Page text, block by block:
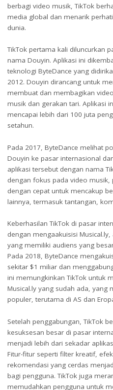
berbagi video musik, TikTok
media global dan menarik
dunia.
TikTok pertama kali diluncurkan
nama Douyin. Aplikasi ini
teknologi ByteDance yang
2012. Douyin dirancang untuk
membuat dan membagikan
musik dan gerakan tari. Aplikasi
mencapai lebih dari 100 juta
setahun.
Pada 2017, ByteDance melihat
Douyin ke pasar internasional
aplikasi tersebut dengan nama
dengan fokus pada video
dengan cepat untuk mencakup
lainnya, termasuk tantangan,
Keberhasilan TikTok di pasar
dengan mengaakuisisi
yang memiliki audiens yang
Pada 2018, ByteDance
sekitar $1 miliar dan
ini memungkinkan TikTok untuk
Musical.ly yang sudah ada,
populer, terutama di AS dan
Setelah penggabungan, TikTok
kesuksesan besar di pasar
menjadi lebih dari sekadar
Fitur-fitur seperti filter kreatif,
rekomendasi yang cerdas
bagi pengguna. TikTok juga
memudahkan pengguna untuk